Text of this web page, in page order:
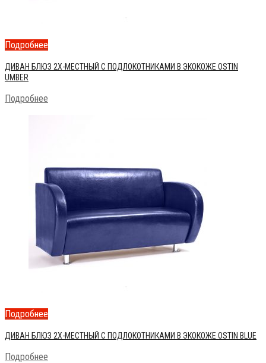
Подробнее
ДИВАН БЛЮЗ 2Х-МЕСТНЫЙ С ПОДЛОКОТНИКАМИ В ЭКОКОЖЕ OSTIN
UMBER
Подробнее
Подробнее
ДИВАН БЛЮЗ 2Х-МЕСТНЫЙ С ПОДЛОКОТНИКАМИ В ЭКОКОЖЕ OSTIN BLUE
Подробнее